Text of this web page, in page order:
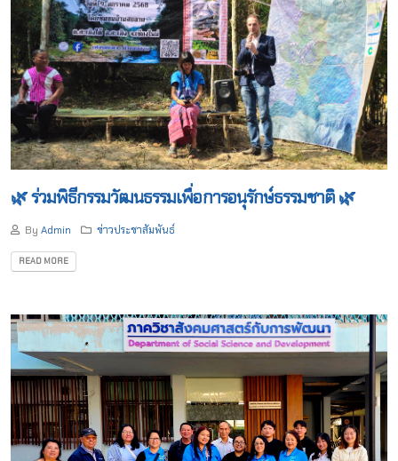
🌿 ร่วมพิธีกรรมวัฒนธรรมเพื่อการอนุรักษ์ธรรมชาติ 🌿
By Admin ข่าวประชาสัมพันธ์
READ MORE